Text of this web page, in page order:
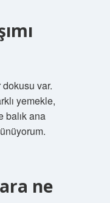
var.
yemekle,
balık ana
ne